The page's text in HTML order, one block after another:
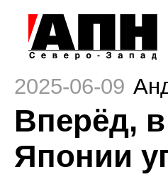
2025-06-09
Вперёд,
Японии